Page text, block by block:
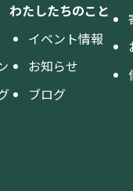
わたしたちのこと
イベント情報
お知らせ
ブログ